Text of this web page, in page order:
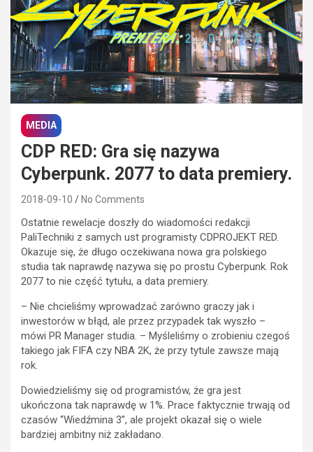
MEDIA
CDP RED: Gra się nazywa
Cyberpunk. 2077 to data premiery.
2018-09-10 No Comments
Ostatnie rewelacje doszły do wiadomości redakcji
PaliTechniki z samych ust programisty CDPROJEKT RED.
Okazuje się, że długo oczekiwana nowa gra polskiego
studia tak naprawdę nazywa się po prostu Cyberpunk. Rok
2077 to nie część tytułu, a data premiery.
– Nie chcieliśmy wprowadzać zarówno graczy jak i
inwestorów w błąd, ale przez przypadek tak wyszło –
mówi PR Manager studia. – Myśleliśmy o zrobieniu czegoś
takiego jak FIFA czy NBA 2K, że przy tytule zawsze mają
rok.
Dowiedzieliśmy się od programistów, że gra jest
ukończona tak naprawdę w 1%. Prace faktycznie trwają od
czasów “Wiedźmina 3”, ale projekt okazał się o wiele
bardziej ambitny niż zakładano.